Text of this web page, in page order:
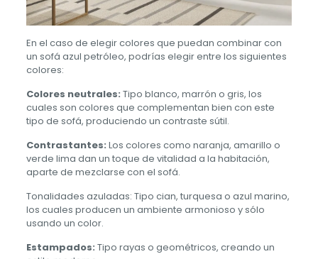
En el caso de elegir colores que puedan combinar con
un sofá azul petróleo, podrías elegir entre los siguientes
colores:
Colores neutrales: Tipo blanco, marrón o gris, los
cuales son colores que complementan bien con este
tipo de sofá, produciendo un contraste sútil.
Contrastantes: Los colores como naranja, amarillo o
verde lima dan un toque de vitalidad a la habitación,
aparte de mezclarse con el sofá.
Tonalidades azuladas: Tipo cian, turquesa o azul marino,
los cuales producen un ambiente armonioso y sólo
usando un color.
Estampados: Tipo rayas o geométricos, creando un